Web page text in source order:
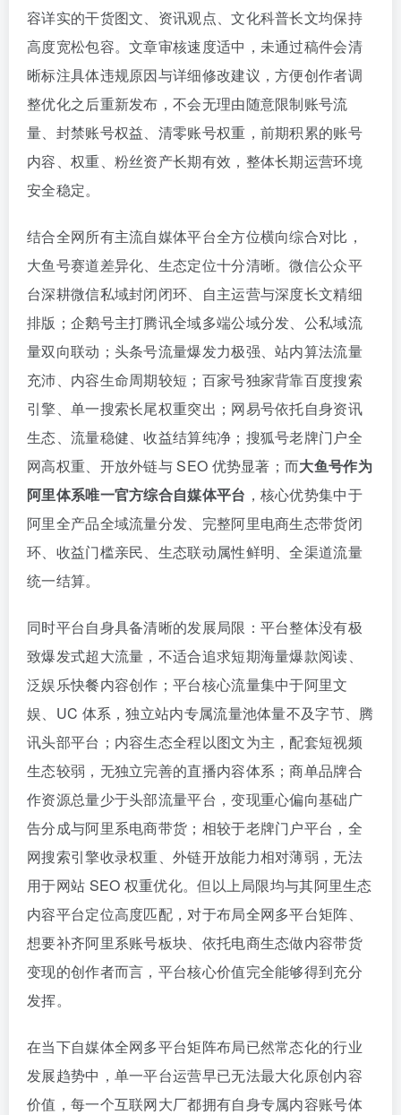
容详实的干货图文、资讯观点、文化科普长文均保持
高度宽松包容。文章审核速度适中，未通过稿件会清
晰标注具体违规原因与详细修改建议，方便创作者调
整优化之后重新发布，不会无理由随意限制账号流
量、封禁账号权益、清零账号权重，前期积累的账号
内容、权重、粉丝资产长期有效，整体长期运营环境
安全稳定。
结合全网所有主流自媒体平台全方位横向综合对比，
大鱼号赛道差异化、生态定位十分清晰。微信公众平
台深耕微信私域封闭闭环、自主运营与深度长文精细
排版；企鹅号主打腾讯全域多端公域分发、公私域流
量双向联动；头条号流量爆发力极强、站内算法流量
充沛、内容生命周期较短；百家号独家背靠百度搜索
引擎、单一搜索长尾权重突出；网易号依托自身资讯
生态、流量稳健、收益结算纯净；搜狐号老牌门户全
网高权重、开放外链与 SEO 优势显著；而大鱼号作为
阿里体系唯一官方综合自媒体平台 ，核心优势集中于
阿里全产品全域流量分发、完整阿里电商生态带货闭
环、收益门槛亲民、生态联动属性鲜明、全渠道流量
统一结算。
同时平台自身具备清晰的发展局限：平台整体没有极
致爆发式超大流量，不适合追求短期海量爆款阅读、
泛娱乐快餐内容创作；平台核心流量集中于阿里文
娱、UC 体系，独立站内专属流量池体量不及字节、腾
讯头部平台；内容生态全程以图文为主，配套短视频
生态较弱，无独立完善的直播内容体系；商单品牌合
作资源总量少于头部流量平台，变现重心偏向基础广
告分成与阿里系电商带货；相较于老牌门户平台，全
网搜索引擎收录权重、外链开放能力相对薄弱，无法
用于网站 SEO 权重优化。但以上局限均与其阿里生态
内容平台定位高度匹配，对于布局全网多平台矩阵、
想要补齐阿里系账号板块、依托电商生态做内容带货
变现的创作者而言，平台核心价值完全能够得到充分
发挥。
在当下自媒体全网多平台矩阵布局已然常态化的行业
发展趋势中，单一平台运营早已无法最大化原创内容
价值，每一个互联网大厂都拥有自身专属内容账号体